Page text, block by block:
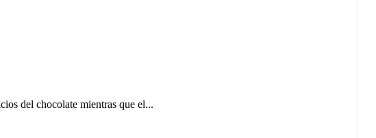
del chocolate mientras que el...